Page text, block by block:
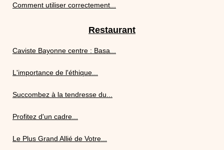
Comment utiliser correctement...
Restaurant
Caviste Bayonne centre : Basa...
L'importance de l'éthique...
Succombez à la tendresse du...
Profitez d'un cadre...
Le Plus Grand Allié de Votre...